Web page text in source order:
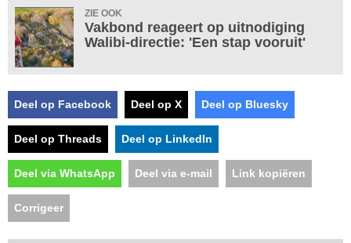
ZIE OOK
Vakbond reageert op uitnodiging
Walibi-directie: 'Een stap vooruit'
Deel op Facebook Deel op X Deel op Bluesky
Deel op Threads Deel op LinkedIn
Deel via WhatsApp Deel via e-mail Link kopiëren
Corrigeer